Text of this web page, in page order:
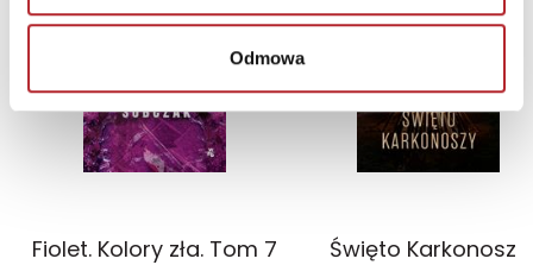
Odmowa
Fiolet. Kolory zła. Tom 7 Święto Karkonoszy